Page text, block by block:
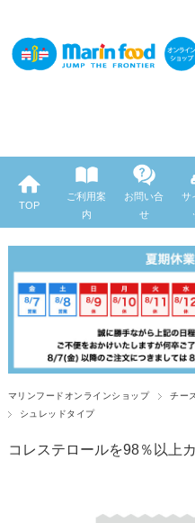
TOP
ご利用案
内
お問い合
せ
サ
マリンフードオンラインショップ
チー
シュレッドタイプ
コレステロールを98％以上